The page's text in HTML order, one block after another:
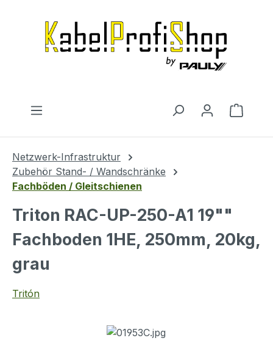
Netzwerk-Infrastruktur
Zubehör Stand- / Wandschränke
Fachböden / Gleitschienen
Triton RAC-UP-250-A1 19""
Fachboden 1HE, 250mm, 20kg,
grau
Tritón
Bildergalerie überspringen